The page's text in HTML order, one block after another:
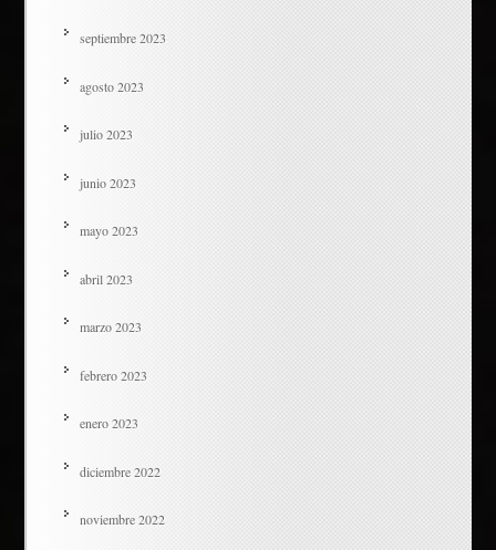
septiembre 2023
agosto 2023
julio 2023
junio 2023
mayo 2023
abril 2023
marzo 2023
febrero 2023
enero 2023
diciembre 2022
noviembre 2022